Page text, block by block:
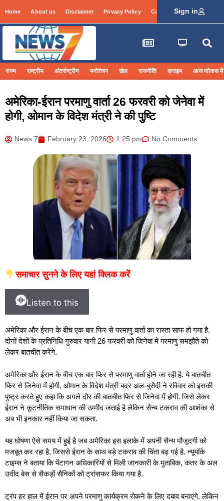
Home About us Disclaimer Privacy Policy Contact Info Login
Sign in
राज्य राष्ट्रीय अंतर्राष्ट्रीय मनोरंजन खेल राजनीति क्राइम आज फोकस में
अमेरिका-ईरान परमाणु वार्ता 26 फरवरी को जेनेवा में
होगी, ओमान के विदेश मंत्री ने की पुष्टि
News 7 February 23, 2026 1:25 pm No Comments
समाचार सुनने के लिए यहां क्लिक करें
Listen to this
अमेरिका और ईरान के बीच एक बार फिर से परमाणु वार्ता का रास्ता साफ हो गया है.
दोनों देशों के प्रतिनिधि गुरुवार यानी 26 फरवरी को जिनेवा में परमाणु समझौते को
लेकर बातचीत करेंगे.
अमेरिका और ईरान के बीच एक बार फिर से परमाणु वार्ता होने जा रही है. ये बातचीत
फिर से जिनेवा में होगी. ओमान के विदेश मंत्री बदर अल-बुसैदी ने रविवार को इसकी
पुष्ट्र करते हुए कहा कि अगले दौर की बातचीत फिर से जिनेवा में होगी. जिसे लेकर
ईरान ने कूटनीतिक समाधान की उम्मीद जताई है लेकिन सैन्य टकराव की आशंका से
अब भी इनकार नहीं किया जा सकता.
यह घोषणा ऐसे समय में हुई है जब अमेरिका इस इलाके में अपनी सैन्य मौजूदगी को
मजबूत कर रहा है, जिससे ईरान के साथ बड़े टकराव की चिंता बढ़ गई है. न्यूयॉर्क
टाइम्स ने बताया कि पेंटागन अधिकारियों से मिली जानकारी के मुताबिक, कतर के अल
उदीद बेस से सैकड़ों सैनिकों को ट्रांसफर किया गया है.
ट्रंप हर हाल में ईरान पर अपने परमाणु कार्यक्रम रोकने के लिए दबाव बनाएंगे. लेकिन